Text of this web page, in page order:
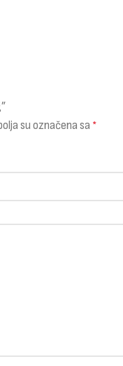
su označena sa *